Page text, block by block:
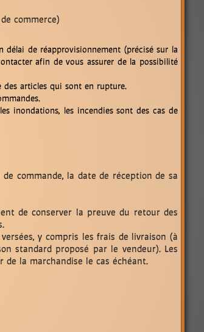
commerce)
de réapprovisionnement (précisé sur la
afin de vous assurer de la possibilité
articles qui sont en rupture.
inondations, les incendies sont des cas de
commande, la date de réception de sa
de conserver la preuve du retour des
y compris les frais de livraison (à
standard proposé par le vendeur). Les
la marchandise le cas échéant.